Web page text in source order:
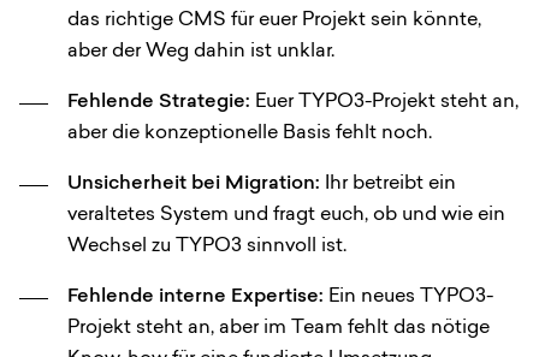
das richtige CMS für euer Projekt sein könnte,
aber der Weg dahin ist unklar.
Fehlende Strategie: Euer TYPO3-Projekt steht an,
aber die konzeptionelle Basis fehlt noch.
Unsicherheit bei Migration: Ihr betreibt ein
veraltetes System und fragt euch, ob und wie ein
Wechsel zu TYPO3 sinnvoll ist.
Fehlende interne Expertise: Ein neues TYPO3-
Projekt steht an, aber im Team fehlt das nötige